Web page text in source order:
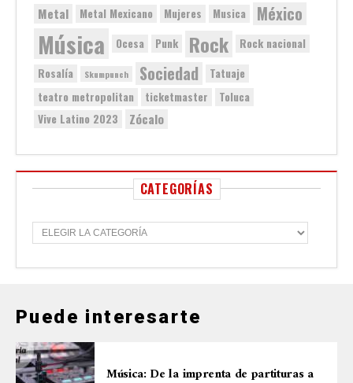
Metal Metal Mexicano Mujeres Musica México
Música Ocesa Punk Rock
Rock nacional
Rosalía
Skumpunch Sociedad
Tatuaje
teatro metropolitan
ticketmaster
Toluca
Vive Latino 2023
Zócalo
CATEGORÍAS
C
a
e
í
a
s
Puede interesarte
Música: De la imprenta de partituras a